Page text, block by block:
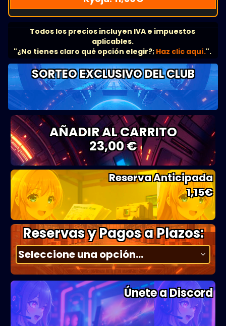
Todos los precios incluyen IVA e impuestos
aplicables.
"¿No tienes claro qué opción elegir?; Haz clic aquí.".
SORTEO EXCLUSIVO DEL CLUB
AÑADIR AL CARRITO
23,00 €
Reserva Anticipada
1,15€
Reservas y Pagos a Plazos:
Únete a Discord